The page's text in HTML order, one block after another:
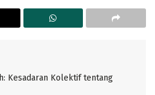
Kesadaran Kolektif tentang